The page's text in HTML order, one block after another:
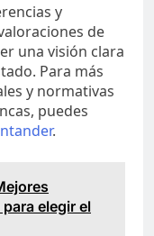
y
de
una visión clara
Para más
y normativas
puedes
.
elegir el